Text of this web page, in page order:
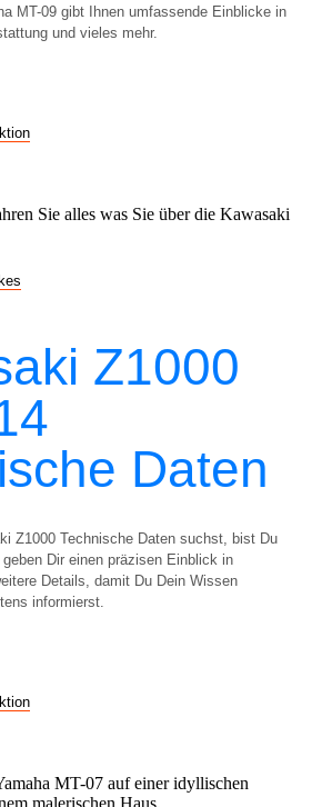
MT-09 gibt Ihnen umfassende Einblicke in
und vieles mehr.
Z1000
Daten
Z1000 Technische Daten suchst, bist Du
Dir einen präzisen Einblick in
Details, damit Du Dein Wissen
informierst.